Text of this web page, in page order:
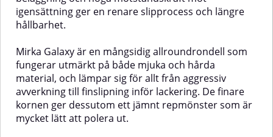
ytaTillgängliga grovlekar (P80–
P800)P80–P180: För slipning av
plåtrent.P180–P320: Utjämning
av kanter och förberedelse inför
lack.P320–P800: Slipning av
grundfärg, fillers, bas- och
klarlack.AnvändningsområdenSlipning
av
spackelFärgborttagningGrundfärg
och primerLackerade ytor och
metall, plast eller lackerade ytor
bilindustrin, måleri, träindustri,
marin- och kompositindustri där
en jämn, kontrollerad finish
krävs.Lämpliga materialRostfritt
stålMjukt stål / kolstålKoppar,
mässing och
bronslegeringarPlastIcke-
igensättning ger en renare slipprocess och längre
hållbarhet.
Mirka Galaxy är en mångsidig allroundrondell som
fungerar utmärkt på både mjuka och hårda
material, och lämpar sig för allt från aggressiv
avverkning till finslipning inför lackering. De finare
kornen ger dessutom ett jämnt repmönster som är
mycket lätt att polera ut.